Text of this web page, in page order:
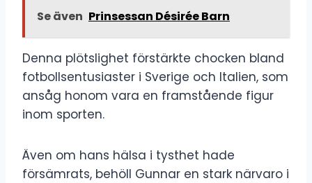
Se även Prinsessan Désirée Barn
Denna plötslighet förstärkte chocken bland
fotbollsentusiaster i Sverige och Italien, som
ansåg honom vara en framstående figur
inom sporten.
Även om hans hälsa i tysthet hade
försämrats, behöll Gunnar en stark närvaro i